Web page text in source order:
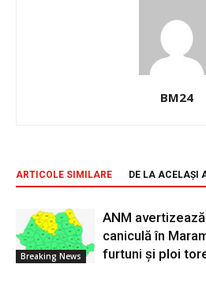
BM24
ARTICOLE SIMILARE DE LA ACELAȘI
Breaking News
ANM
caniculă în
furtuni și ploi